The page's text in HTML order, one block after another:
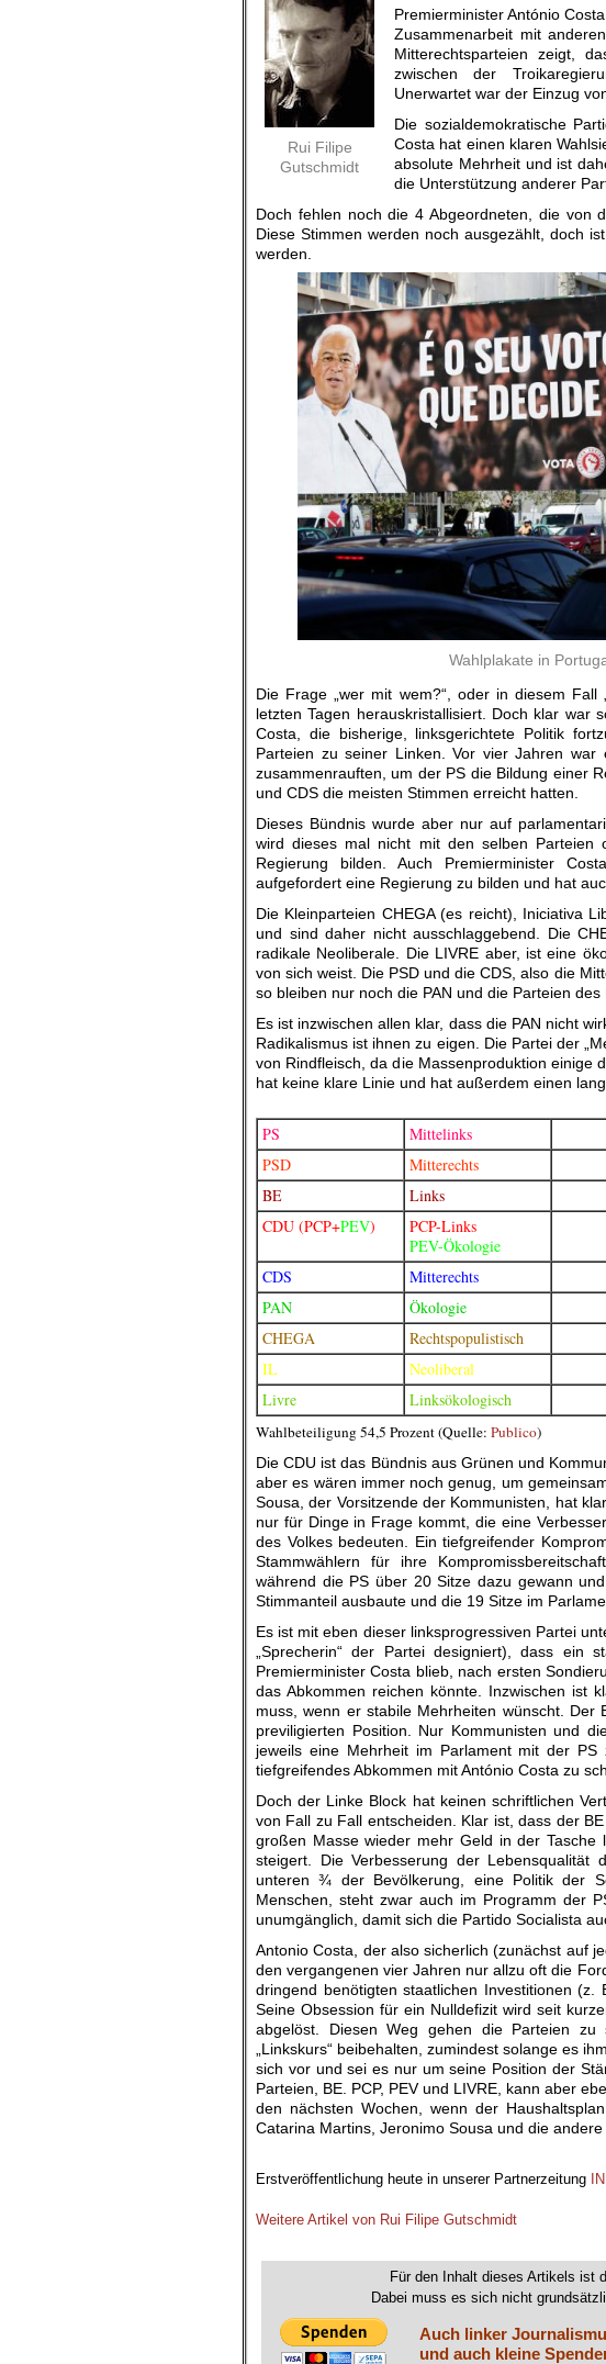
Rui Filipe
Gutschmidt
Premierminister António
Zusammenarbeit mit
Mitterechtsparteien zeigt,
zwischen der
Unerwartet war der Einzug
Die sozialdemokratische
Costa hat einen klaren
absolute Mehrheit und ist
die Unterstützung anderer
Doch fehlen noch die 4 Abgeordneten, die von
Diese Stimmen werden noch ausgezählt, doch
werden.
Wahlplakate in
Die Frage „wer mit wem?“, oder in diesem
letzten Tagen herauskristallisiert. Doch klar war
Costa, die bisherige, linksgerichtete Politik
Parteien zu seiner Linken. Vor vier Jahren
zusammenrauften, um der PS die Bildung einer
und CDS die meisten Stimmen erreicht hatten.
Dieses Bündnis wurde aber nur auf
wird dieses mal nicht mit den selben Parteien
Regierung bilden. Auch Premierminister
aufgefordert eine Regierung zu bilden und hat
Die Kleinparteien CHEGA (es reicht), Iniciativa
und sind daher nicht ausschlaggebend. Die
radikale Neoliberale. Die LIVRE aber, ist eine
von sich weist. Die PSD und die CDS, also die
so bleiben nur noch die PAN und die Parteien des
Es ist inzwischen allen klar, dass die PAN nicht
Radikalismus ist ihnen zu eigen. Die Partei der
von Rindfleisch, da die Massenproduktion einige
hat keine klare Linie und hat außerdem einen
PS Mittelinks
PSD
Mitterechts
BE
Links
CDU (PCP+PEV)
PCP-Links
PEV-Ökologie
CDS Mitterechts
PAN
Ökologie
CHEGA
Rechtspopulistisch
IL
Neoliberal
Livre
Linksökologisch
Wahlbeteiligung 54,5 Prozent (Quelle: Publico)
Die CDU ist das Bündnis aus Grünen und
aber es wären immer noch genug, um
Sousa, der Vorsitzende der Kommunisten, hat
nur für Dinge in Frage kommt, die eine
des Volkes bedeuten. Ein tiefgreifender
Stammwählern für ihre
während die PS über 20 Sitze dazu gewann
Stimmanteil ausbaute und die 19 Sitze im
Es ist mit eben dieser linksprogressiven Partei
„Sprecherin“ der Partei designiert), dass ein
Premierminister Costa blieb, nach ersten
das Abkommen reichen könnte. Inzwischen ist
muss, wenn er stabile Mehrheiten wünscht.
previligierten Position. Nur Kommunisten und
jeweils eine Mehrheit im Parlament mit der
tiefgreifendes Abkommen mit António Costa zu
Doch der Linke Block hat keinen schriftlichen
von Fall zu Fall entscheiden. Klar ist, dass der
großen Masse wieder mehr Geld in der
steigert. Die Verbesserung der
unteren ¾ der Bevölkerung, eine Politik der
Menschen, steht zwar auch im Programm der
unumgänglich, damit sich die Partido Socialista
Antonio Costa, der also sicherlich (zunächst auf
den vergangenen vier Jahren nur allzu oft die
dringend benötigten staatlichen Investitionen (z.
Seine Obsession für ein Nulldefizit wird seit
abgelöst. Diesen Weg gehen die Parteien
„Linkskurs“ beibehalten, zumindest solange es
sich vor und sei es nur um seine Position der
Parteien, BE. PCP, PEV und LIVRE, kann aber
den nächsten Wochen, wenn der
Catarina Martins, Jeronimo Sousa und die
Erstveröffentlichung heute in unserer Partnerzeitung
Weitere Artikel von Rui Filipe Gutschmidt
Für den Inhalt dieses Artikels ist
Dabei muss es sich nicht
Auch linker
und auch kleine